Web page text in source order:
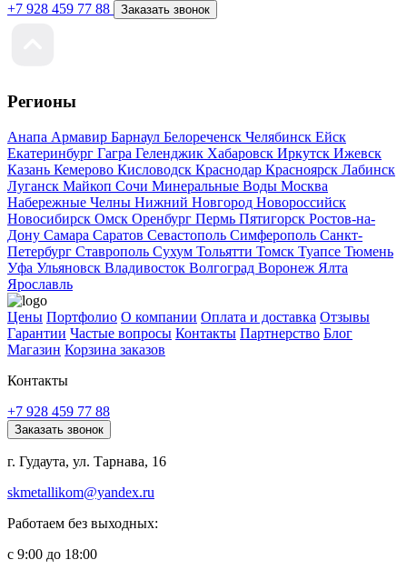
+7 928 459 77 88 Заказать звонок
Регионы
Анапа Армавир Барнаул Белореченск Челябинск Ейск
Екатеринбург Гагра Геленджик Хабаровск Иркутск Ижевск
Казань Кемерово Кисловодск Краснодар Красноярск Лабинск
Луганск Майкоп Сочи Минеральные Воды Москва
Набережные Челны Нижний Новгород Новороссийск
Новосибирск Омск Оренбург Пермь Пятигорск Ростов-на-
Дону Самара Саратов Севастополь Симферополь Санкт-
Петербург Ставрополь Сухум Тольятти Томск Туапсе Тюмень
Уфа Ульяновск Владивосток Волгоград Воронеж Ялта
Ярославль
Цены Портфолио О компании Оплата и доставка Отзывы
Гарантии Частые вопросы Контакты Партнерство Блог
Магазин Корзина заказов
Контакты
+7 928 459 77 88
Заказать звонок
г. Гудаута, ул. Тарнава, 16
skmetallikom@yandex.ru
Работаем без выходных:
с 9:00 до 18:00